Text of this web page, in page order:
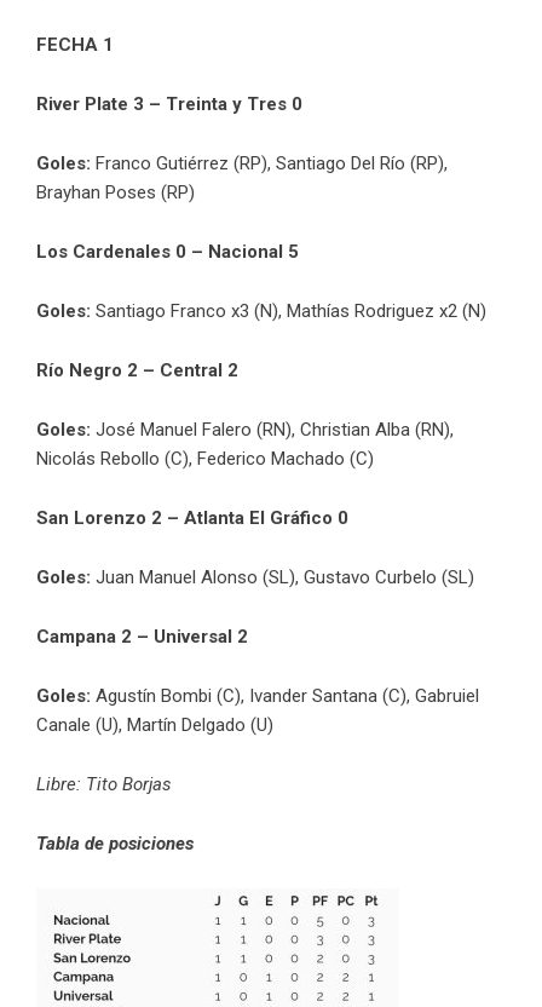
FECHA 1
River Plate 3 – Treinta y Tres 0
Goles: Franco Gutiérrez (RP), Santiago Del Río (RP),
Brayhan Poses (RP)
Los Cardenales 0 – Nacional 5
Goles: Santiago Franco x3 (N), Mathías Rodriguez x2 (N)
Río Negro 2 – Central 2
Goles: José Manuel Falero (RN), Christian Alba (RN),
Nicolás Rebollo (C), Federico Machado (C)
San Lorenzo 2 – Atlanta El Gráfico 0
Goles: Juan Manuel Alonso (SL), Gustavo Curbelo (SL)
Campana 2 – Universal 2
Goles: Agustín Bombi (C), Ivander Santana (C), Gabruiel
Canale (U), Martín Delgado (U)
Libre: Tito Borjas
Tabla de posiciones